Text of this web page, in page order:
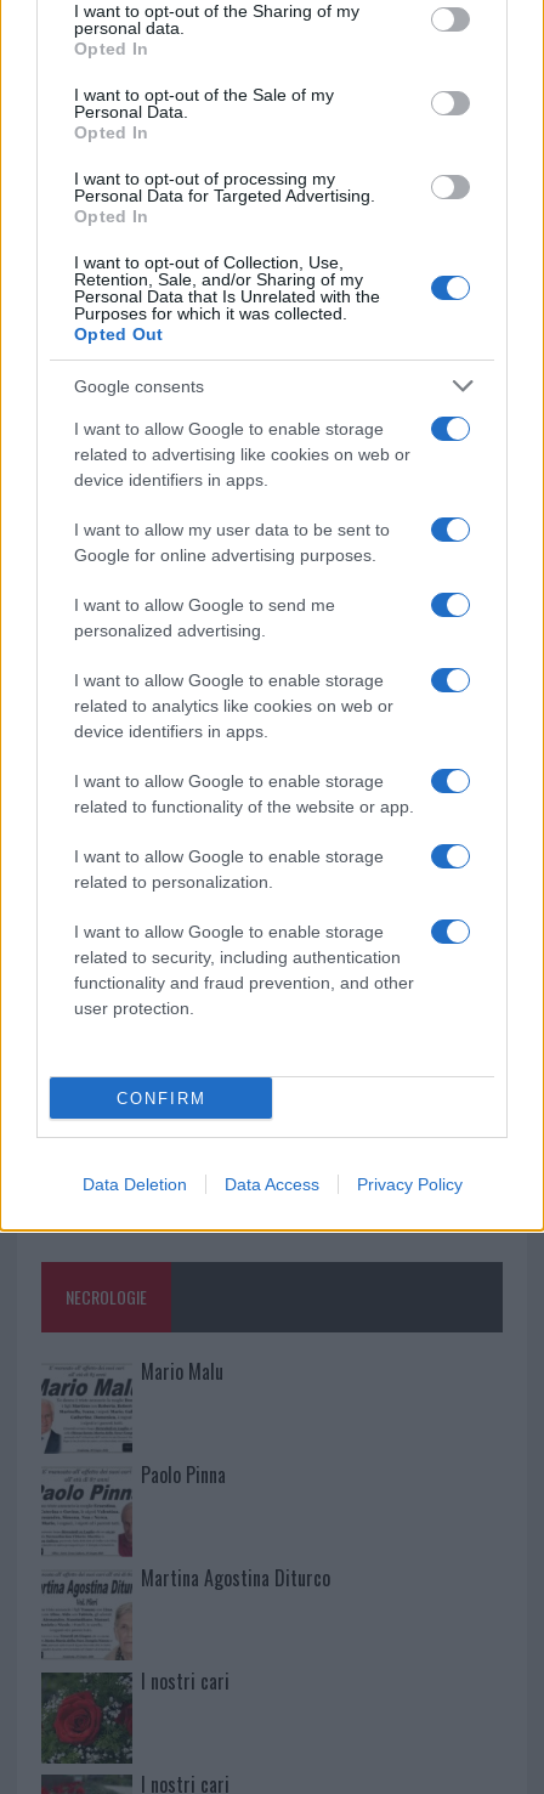
not limited to your visit or usage behaviour. You may click to
grant or deny consent to Google and its third-party tags to
use your data for below specified purposes in below Google
consent section.
I want to opt-out of the Sharing of my
personal data.
Opted In
I want to opt-out of the Sale of my
Personal Data.
Opted In
I want to opt-out of processing my
Personal Data for Targeted Advertising.
Opted In
I want to opt-out of Collection, Use,
Retention, Sale, and/or Sharing of my
Personal Data that Is Unrelated with the
Purposes for which it was collected.
Opted Out
Google consents
I want to allow Google to enable storage
related to advertising like cookies on web or
device identifiers in apps.
I want to allow my user data to be sent to
Google for online advertising purposes.
I want to allow Google to send me
personalized advertising.
I want to allow Google to enable storage
related to analytics like cookies on web or
device identifiers in apps.
I want to allow Google to enable storage
related to functionality of the website or app.
I want to allow Google to enable storage
related to personalization.
I want to allow Google to enable storage
related to security, including authentication
functionality and fraud prevention, and other
user protection.
CONFIRM
Data Deletion Data Access Privacy Policy
F
a
ce
b
o
k
T
w
it
te
r
Pi
n
te
re
st
h
s
A
p
p
h
re
NOTIZIE RECENTI
Incendio nella notte a Olbia, a fuoco due furgoni
A fuoco un deposito con bombole, intervento dei
vigili del fuoco a Rudalza
Ristorante distrutto dalle fiamme a La
Le previsioni meteo per il weekend a Olbia e in
Gallura
Michelle Hunziker in Gallura, bella anche dal
vivo: un amico vip svela come fa
Calangianus, dopo le polemiche il centro
accoglienza minori chiude
Olbia, divieto di sosta contro spaccio e degrado:
esplode la protesta
NECROLOGIE
Mario Malu
Paolo Pinna
Martina Agostina Diturco
I nostri cari
I nostri cari